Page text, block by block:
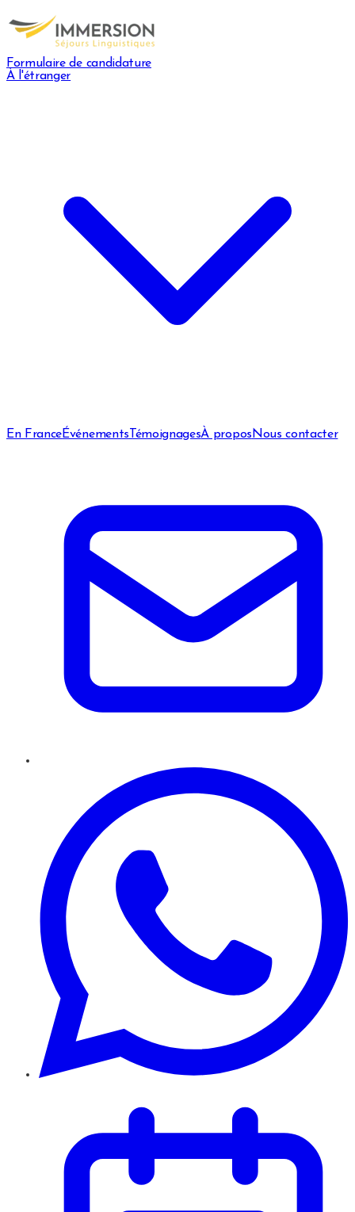
Formulaire de candidature
À l'étranger
En FranceÉvénements TémoignagesÀ propos Nous contacter